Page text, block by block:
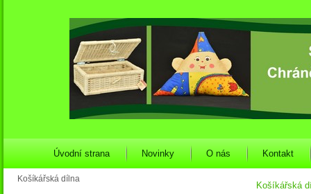
Úvodní strana Novinky O nás Kontakt
Košíkářská dílna
Košíkářská